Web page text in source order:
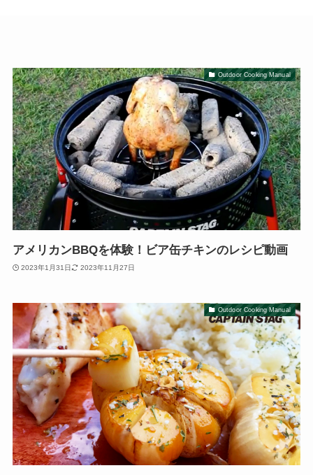
Outdoor Cooking Manual
アメリカンBBQを体験！ビア缶チキンのレシピ動画
2023年1月31日 2023年11月27日
Outdoor Cooking Manual